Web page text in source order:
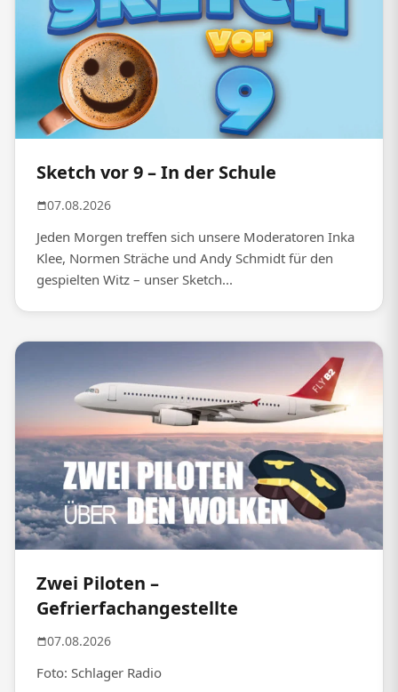
Sketch vor 9 – In der Schule
07.08.2026
Jeden Morgen treffen sich unsere Moderatoren Inka
Klee, Normen Sträche und Andy Schmidt für den
gespielten Witz – unser Sketch...
Zwei Piloten –
Gefrierfachangestellte
07.08.2026
Foto: Schlager Radio